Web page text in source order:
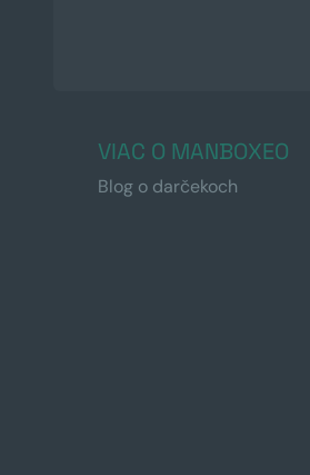
VIAC O MANBOXEO
Blog o darčekoch